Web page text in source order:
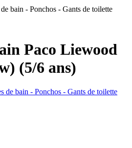
bain - Ponchos - Gants de toilette
Paco Liewood
(5/6 ans)
de bain - Ponchos - Gants de toilette